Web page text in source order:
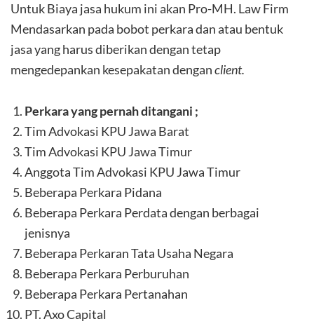
Untuk Biaya jasa hukum ini akan Pro-MH. Law Firm
Mendasarkan pada bobot perkara dan atau bentuk
jasa yang harus diberikan dengan tetap
mengedepankan kesepakatan denganclient.
Perkara yang pernah ditangani ;
Tim Advokasi KPU Jawa Barat
Tim Advokasi KPU Jawa Timur
Anggota Tim Advokasi KPU Jawa Timur
Beberapa Perkara Pidana
Beberapa Perkara Perdata dengan berbagai
jenisnya
Beberapa Perkaran Tata Usaha Negara
Beberapa Perkara Perburuhan
Beberapa Perkara Pertanahan
PT. Axo Capital